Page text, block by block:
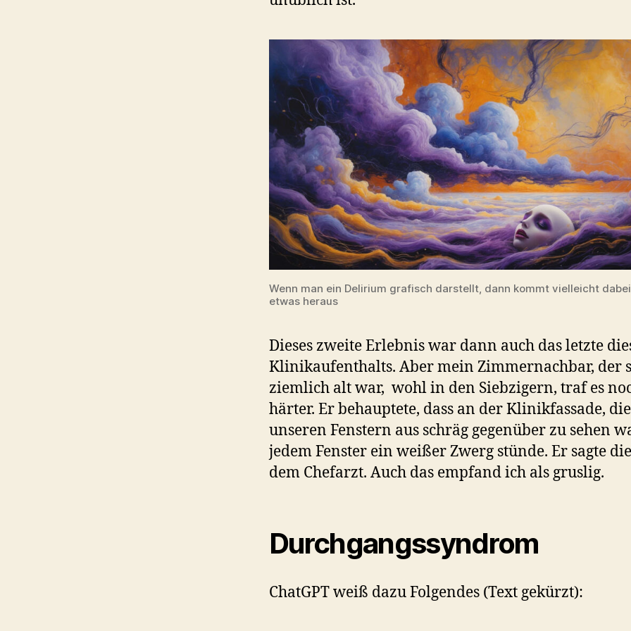
Wenn man ein Delirium grafisch darstellt, dann kommt vielleicht
etwas heraus
Dieses zweite Erlebnis war dann auch das letzte
Klinikaufenthalts. Aber mein Zimmernachbar, der
ziemlich alt war, wohl in den Siebzigern, traf es
härter. Er behauptete, dass an der Klinikfassade,
unseren Fenstern aus schräg gegenüber zu sehen
jedem Fenster ein weißer Zwerg stünde. Er sagte
dem Chefarzt. Auch das empfand ich als gruslig.
Durchgangssyndrom
ChatGPT weiß dazu Folgendes (Text gekürzt):